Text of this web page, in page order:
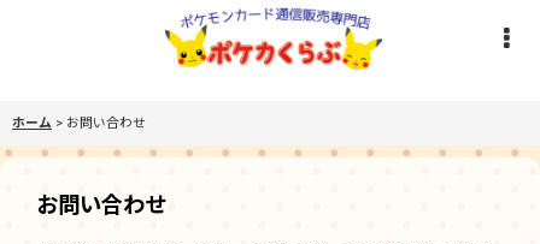
ホーム > お問い合わせ
お問い合わせ